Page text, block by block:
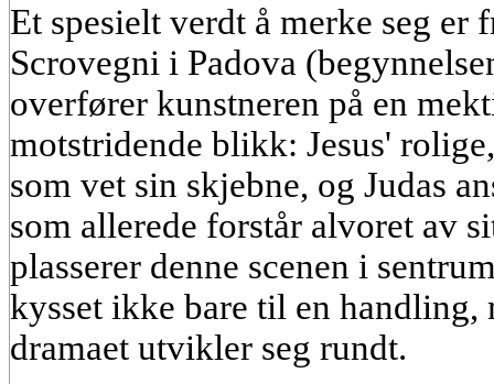
Et spesielt verdt å merke seg
Scrovegni i Padova
overfører kunstneren på en
motstridende blikk: Jesus'
som vet sin skjebne, og Judas
som allerede forstår alvoret av
plasserer denne scenen i
kysset ikke bare til en handling,
dramaet utvikler seg rundt.